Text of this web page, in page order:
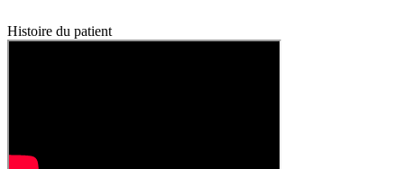
Histoire du patient